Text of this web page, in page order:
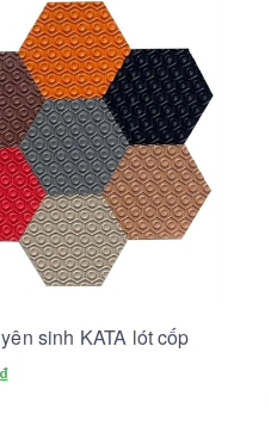
sinh KATA lót cốp